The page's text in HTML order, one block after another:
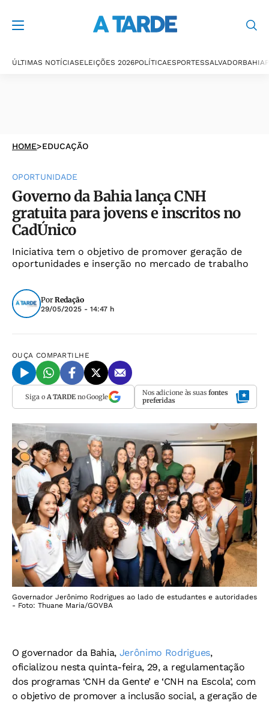
ÚLTIMAS NOTÍCIASELEIÇÕES 2026POLÍTICAESPORTESSALVADORBAHIA
HOME>EDUCAÇÃO
OPORTUNIDADE
Governo da Bahia lança CNH
gratuita para jovens e inscritos no
CadÚnico
Iniciativa tem o objetivo de promover geração de
oportunidades e inserção no mercado de trabalho
Por Redação
29/05/2025 - 14:47 h
OUÇA COMPARTILHE
Siga o A TARDEno Google Nos adicione às suas fontes
preferidas
Governador Jerônimo Rodrigues ao lado de estudantes e autoridades
- Foto: Thuane Maria/GOVBA
O governador da Bahia, Jerônimo Rodrigues,
oficializou nesta quinta-feira, 29, a regulamentação
dos programas ‘CNH da Gente’ e ‘CNH na Escola’, com
o objetivo de promover a inclusão social, a geração de